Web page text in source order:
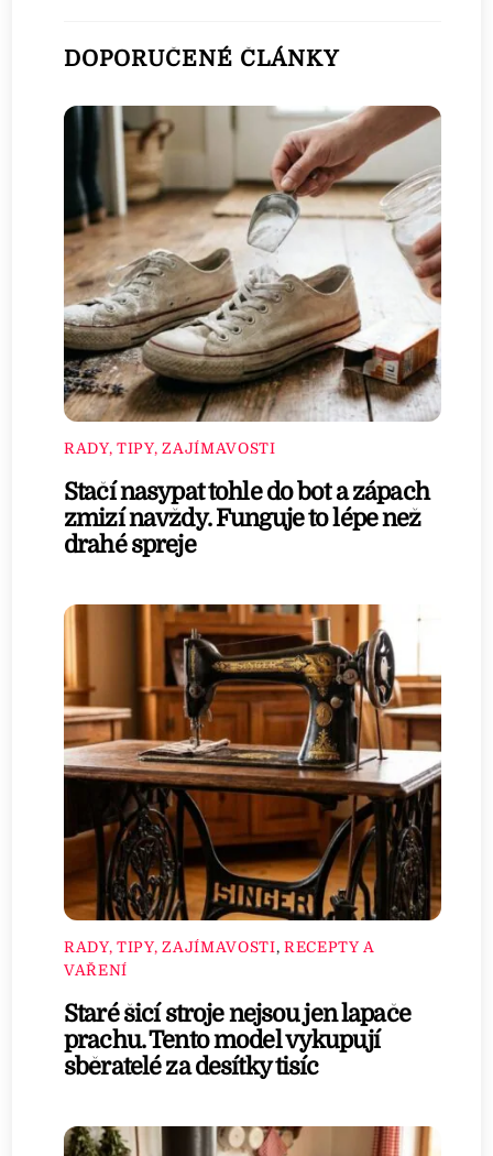
DOPORUČENÉ ČLÁNKY
RADY, TIPY, ZAJÍMAVOSTI
Stačí nasypat tohle do bot a zápach
zmizí navždy. Funguje to lépe než
drahé spreje
RADY, TIPY, ZAJÍMAVOSTI, RECEPTY A
VAŘENÍ
Staré šicí stroje nejsou jen lapače
prachu. Tento model vykupují
sběratelé za desítky tisíc